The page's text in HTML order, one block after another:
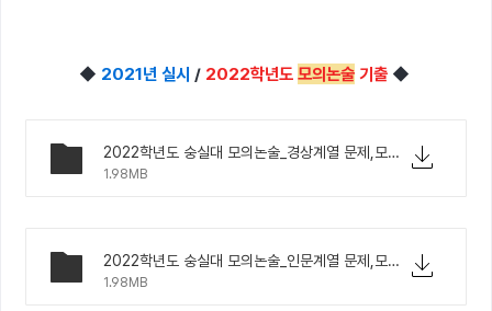
◆ 2021년 실시 / 2022학년도 모의논술기출 ◆
2022학년도 숭실대 모의논술_경상계열 문제,모범답안 등.pdf
1.98MB
2022학년도 숭실대 모의논술_인문계열 문제,모범답안 등.pdf
1.98MB